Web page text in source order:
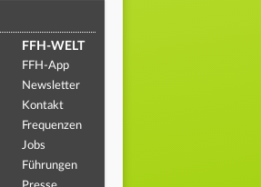
FFH-WELT
FFH-App
Newsletter
Kontakt
Frequenzen
Jobs
Führungen